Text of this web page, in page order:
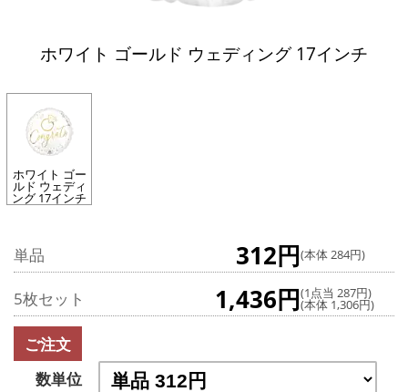
ホワイト ゴールド ウェディング 17インチ
ホワイト ゴー
ルド ウェディ
ング 17インチ
単品 312円(本体 284円)
5枚セット 1,436円(1点当 287円)
(本体 1,306円)
ご注文
数単位